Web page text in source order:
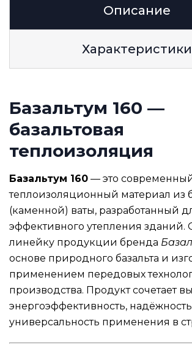
Описание
Характеристики
Базальтум 160 —
базальтовая
теплоизоляция
Базальтум 160 — это
теплоизоляционный материал из
(каменной) ваты, разработанный
эффективного утепления зданий.
линейку продукции бренда
основе природного базальта и
применением передовых
производства. Продукт сочетает
энергоэффективность,
универсальность применения в